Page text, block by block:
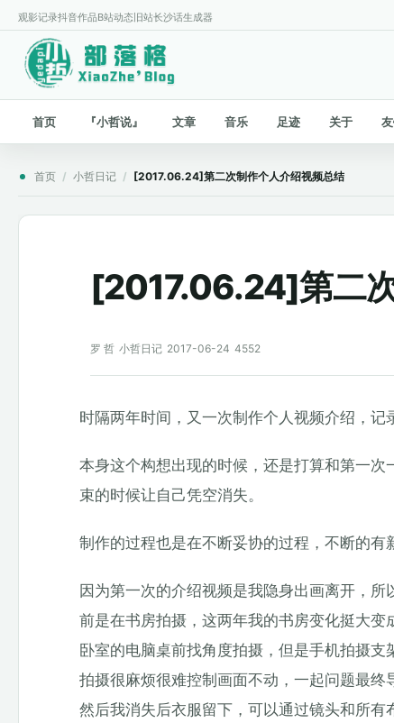
观影记录抖音作品B站动态 旧站长沙话生成器
首页 『小哲说』 文章 音乐 足迹 关于
首页 / 小哲日记 / [2017.06.24]第二次制作个人介绍视频总结
[2017.06.24]第二
罗 哲 小哲日记 2017-06-24 4552
时隔两年时间，又一次制作个人视频介绍，记
本身这个构想出现的时候，还是打算和第一
束的时候让自己凭空消失。
制作的过程也是在不断妥协的过程，不断的有
因为第一次的介绍视频是我隐身出画离开，
前是在书房拍摄，这两年我的书房变化挺大
卧室的电脑桌前找角度拍摄，但是手机拍摄
拍摄很麻烦很难控制画面不动，一起问题最终
然后我消失后衣服留下，可以通过镜头和所